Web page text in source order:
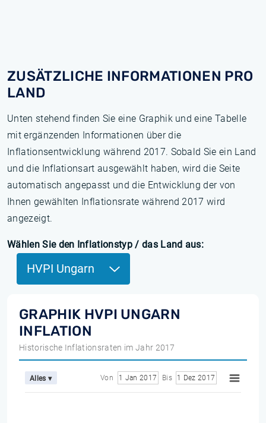
ZUSÄTZLICHE INFORMATIONEN PRO
LAND
Unten stehend finden Sie eine Graphik und eine Tabelle
mit ergänzenden Informationen über die
Inflationsentwicklung während 2017. Sobald Sie ein Land
und die Inflationsart ausgewählt haben, wird die Seite
automatisch angepasst und die Entwicklung der von
Ihnen gewählten Inflationsrate während 2017 wird
angezeigt.
Wählen Sie den Inflationstyp / das Land aus:
HVPI Ungarn
GRAPHIK HVPI UNGARN
INFLATION
Historische Inflationsraten im Jahr 2017
Alles ▾ Von 1 Jan 2017 Bis 1 Dez 2017